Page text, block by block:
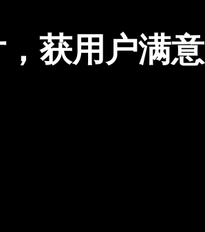
获用户满意